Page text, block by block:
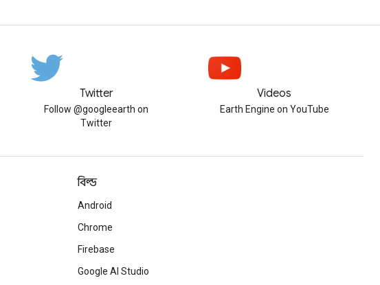
Twitter
Follow @googleearth on
Twitter
Videos
Earth Engine on YouTube
বিল্ড
Android
Chrome
Firebase
Google AI Studio